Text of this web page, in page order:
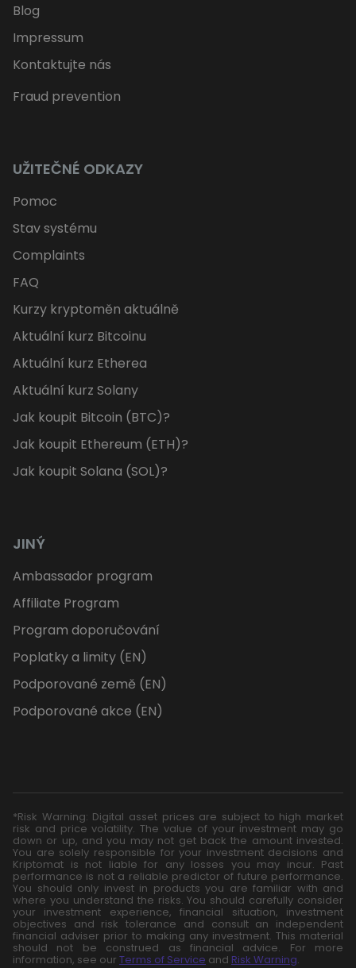
Blog
Impressum
Kontaktujte nás
Fraud prevention
UŽITEČNÉ ODKAZY
Pomoc
Stav systému
Complaints
FAQ
Kurzy kryptoměn aktuálně
Aktuální kurz Bitcoinu
Aktuální kurz Etherea
Aktuální kurz Solany
Jak koupit Bitcoin (BTC)?
Jak koupit Ethereum (ETH)?
Jak koupit Solana (SOL)?
JINÝ
Ambassador program
Affiliate Program
Program doporučování
Poplatky a limity (EN)
Podporované země (EN)
Podporované akce (EN)
*Risk Warning: Digital asset prices are subject to high market
risk and price volatility. The value of your investment may go
down or up, and you may not get back the amount invested.
You are solely responsible for your investment decisions and
Kriptomat is not liable for any losses you may incur. Past
performance is not a reliable predictor of future performance.
You should only invest in products you are familiar with and
where you understand the risks. You should carefully consider
your investment experience, financial situation, investment
objectives and risk tolerance and consult an independent
financial adviser prior to making any investment. This material
should not be construed as financial advice. For more
information, see our Terms of Service and Risk Warning.